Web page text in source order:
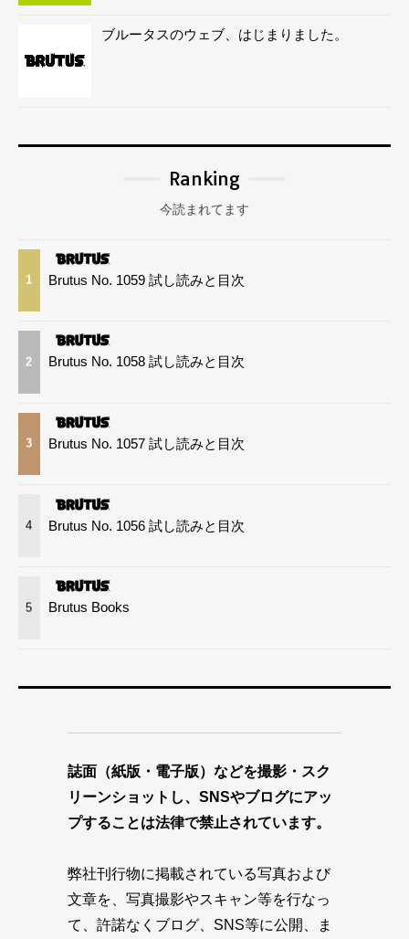
ブルータスのウェブ、はじまりました。
Ranking
今読まれてます
1 Brutus No. 1059 試し読みと目次
2 Brutus No. 1058 試し読みと目次
3 Brutus No. 1057 試し読みと目次
4 Brutus No. 1056 試し読みと目次
5 Brutus Books
誌面（紙版・電子版）などを撮影・スク
リーンショットし、SNSやブログにアッ
プすることは法律で禁止されています。
弊社刊行物に掲載されている写真および
文章を、写真撮影やスキャン等を行なっ
て、許諾なくブログ、SNS等に公開、ま